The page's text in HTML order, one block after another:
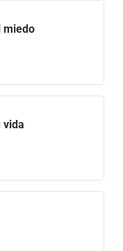
miedo
vida